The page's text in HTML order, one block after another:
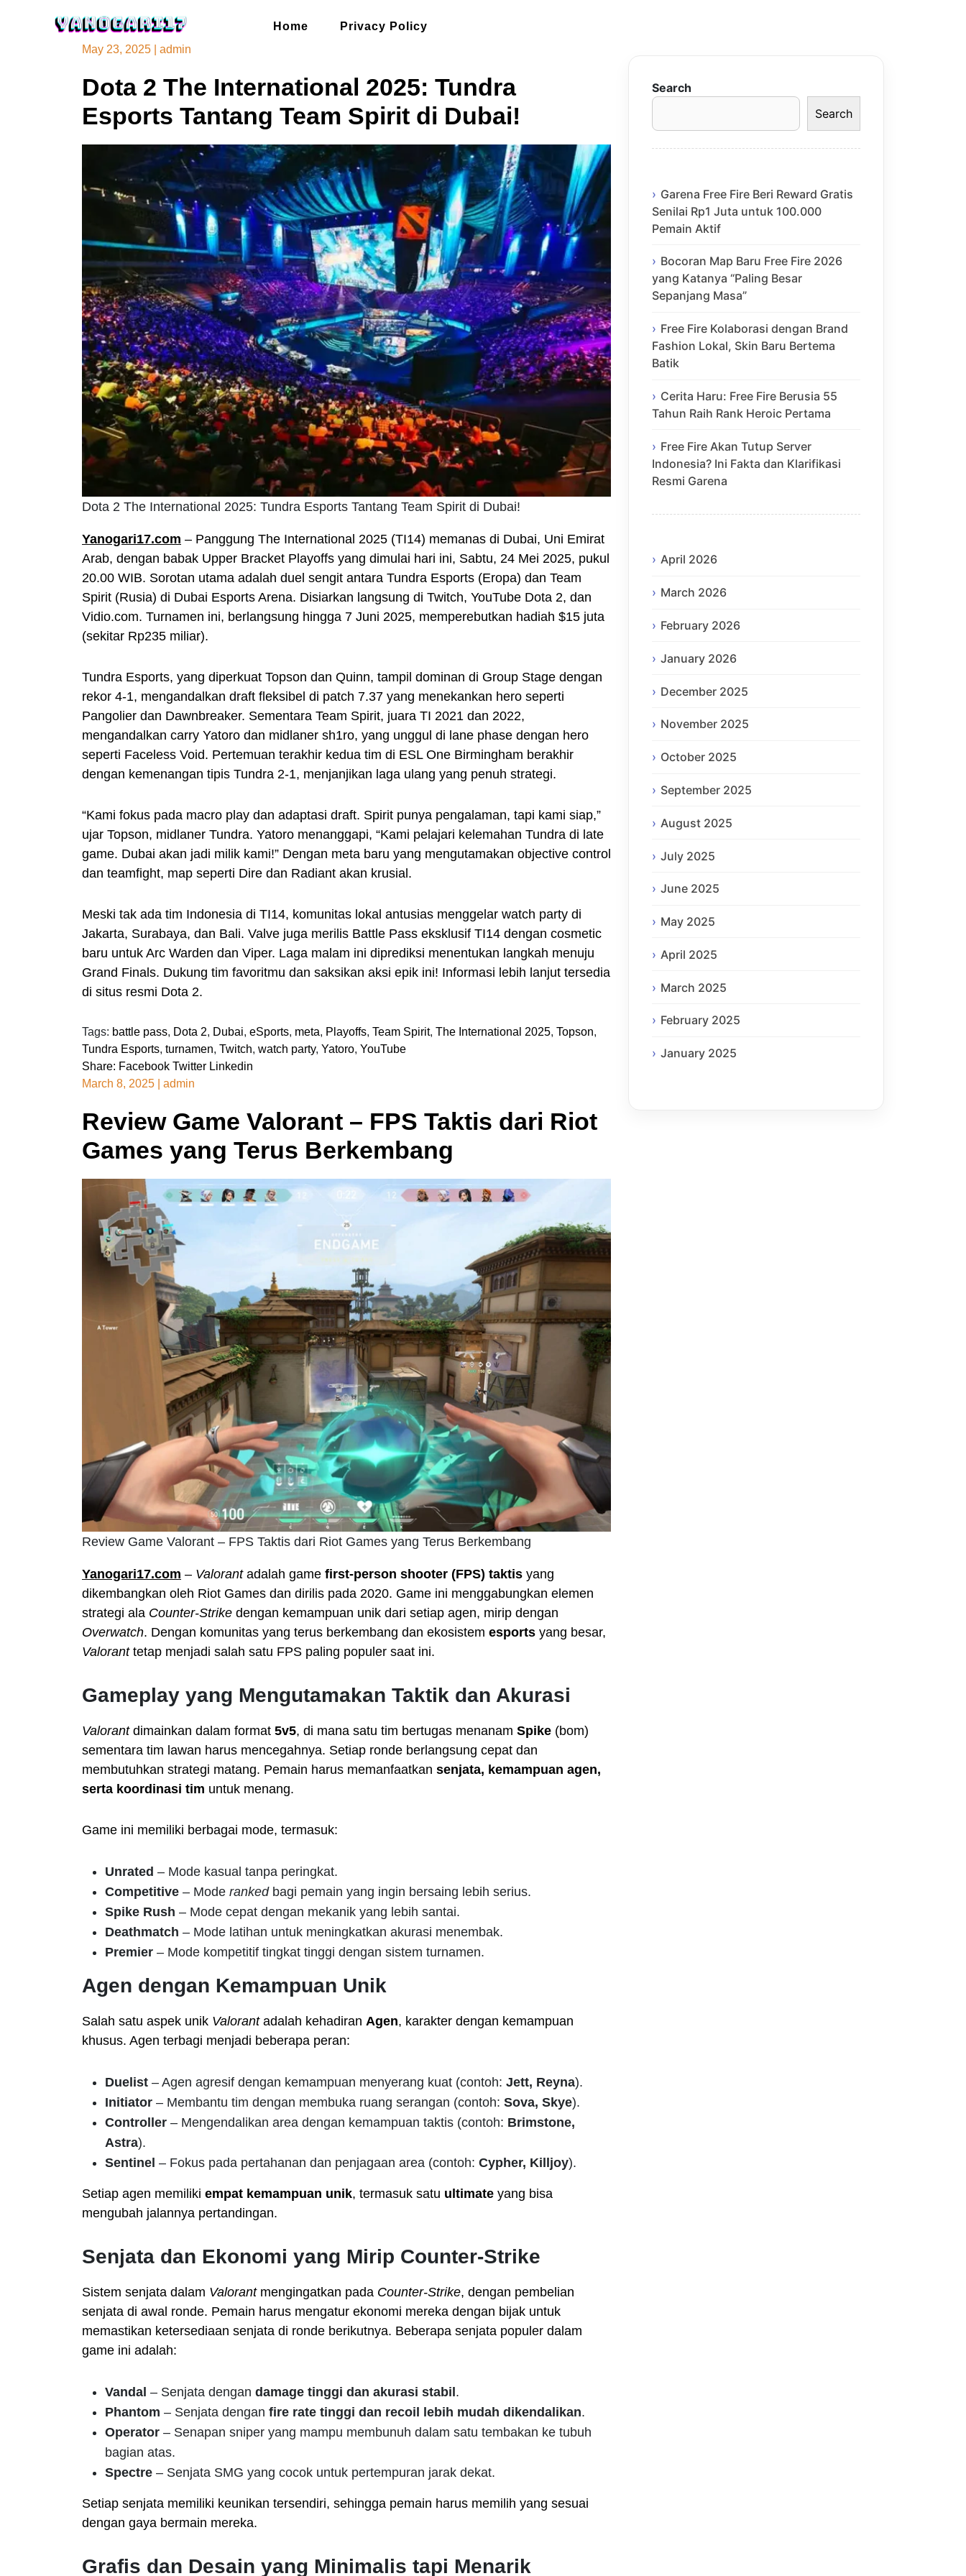
Home
Privacy Policy
May 23, 2025
admin
Dota 2 The International 2025: Tundra
Esports Tantang Team Spirit di Dubai!
Dota 2 The International 2025: Tundra Esports Tantang Team Spirit di Dubai!
Yanogari17.com – Panggung The International 2025 (TI14) memanas di Dubai, Uni Emirat
Arab, dengan babak Upper Bracket Playoffs yang dimulai hari ini, Sabtu, 24 Mei 2025, pukul
20.00 WIB. Sorotan utama adalah duel sengit antara Tundra Esports (Eropa) dan Team
Spirit (Rusia) di Dubai Esports Arena. Disiarkan langsung di Twitch, YouTube Dota 2, dan
Vidio.com. Turnamen ini, berlangsung hingga 7 Juni 2025, memperebutkan hadiah $15 juta
(sekitar Rp235 miliar).
Tundra Esports, yang diperkuat Topson dan Quinn, tampil dominan di Group Stage dengan
rekor 4-1, mengandalkan draft fleksibel di patch 7.37 yang menekankan hero seperti
Pangolier dan Dawnbreaker. Sementara Team Spirit, juara TI 2021 dan 2022,
mengandalkan carry Yatoro dan midlaner sh1ro, yang unggul di lane phase dengan hero
seperti Faceless Void. Pertemuan terakhir kedua tim di ESL One Birmingham berakhir
dengan kemenangan tipis Tundra 2-1, menjanjikan laga ulang yang penuh strategi.
“Kami fokus pada macro play dan adaptasi draft. Spirit punya pengalaman, tapi kami siap,”
ujar Topson, midlaner Tundra. Yatoro menanggapi, “Kami pelajari kelemahan Tundra di late
game. Dubai akan jadi milik kami!” Dengan meta baru yang mengutamakan objective control
dan teamfight, map seperti Dire dan Radiant akan krusial.
Meski tak ada tim Indonesia di TI14, komunitas lokal antusias menggelar watch party di
Jakarta, Surabaya, dan Bali. Valve juga merilis Battle Pass eksklusif TI14 dengan cosmetic
baru untuk Arc Warden dan Viper. Laga malam ini diprediksi menentukan langkah menuju
Grand Finals. Dukung tim favoritmu dan saksikan aksi epik ini! Informasi lebih lanjut tersedia
di situs resmi Dota 2.
Tags: battle pass, Dota 2, Dubai, eSports, meta, Playoffs, Team Spirit, The International 2025, Topson,
Tundra Esports, turnamen, Twitch, watch party, Yatoro, YouTube
Share: Facebook Twitter Linkedin
March 8, 2025
admin
Review Game Valorant – FPS Taktis dari Riot
Games yang Terus Berkembang
Review Game Valorant – FPS Taktis dari Riot Games yang Terus Berkembang
Yanogari17.com – Valorantadalah game first-person shooter (FPS) taktis yang
dikembangkan oleh Riot Games dan dirilis pada 2020. Game ini menggabungkan elemen
strategi ala Counter-Strike dengan kemampuan unik dari setiap agen, mirip dengan
Overwatch. Dengan komunitas yang terus berkembang dan ekosistem esports yang besar,
Valoranttetap menjadi salah satu FPS paling populer saat ini.
Gameplay yang Mengutamakan Taktik dan Akurasi
Valorantdimainkan dalam format 5v5, di mana satu tim bertugas menanam Spike (bom)
sementara tim lawan harus mencegahnya. Setiap ronde berlangsung cepat dan
membutuhkan strategi matang. Pemain harus memanfaatkan senjata, kemampuan agen,
serta koordinasi tim untuk menang.
Game ini memiliki berbagai mode, termasuk:
Unrated – Mode kasual tanpa peringkat.
Competitive – Mode rankedbagi pemain yang ingin bersaing lebih serius.
Spike Rush – Mode cepat dengan mekanik yang lebih santai.
Deathmatch – Mode latihan untuk meningkatkan akurasi menembak.
Premier – Mode kompetitif tingkat tinggi dengan sistem turnamen.
Agen dengan Kemampuan Unik
Salah satu aspek unik Valorantadalah kehadiran Agen, karakter dengan kemampuan
khusus. Agen terbagi menjadi beberapa peran:
Duelist – Agen agresif dengan kemampuan menyerang kuat (contoh: Jett, Reyna).
Initiator – Membantu tim dengan membuka ruang serangan (contoh: Sova, Skye).
Controller – Mengendalikan area dengan kemampuan taktis (contoh: Brimstone,
Astra).
Sentinel – Fokus pada pertahanan dan penjagaan area (contoh: Cypher, Killjoy).
Setiap agen memiliki empat kemampuan unik, termasuk satu ultimate yang bisa
mengubah jalannya pertandingan.
Senjata dan Ekonomi yang Mirip Counter-Strike
Sistem senjata dalam Valorantmengingatkan pada Counter-Strike, dengan pembelian
senjata di awal ronde. Pemain harus mengatur ekonomi mereka dengan bijak untuk
memastikan ketersediaan senjata di ronde berikutnya. Beberapa senjata populer dalam
game ini adalah:
Vandal – Senjata dengan damage tinggi dan akurasi stabil.
Phantom – Senjata dengan fire rate tinggi dan recoil lebih mudah dikendalikan.
Operator – Senapan sniper yang mampu membunuh dalam satu tembakan ke tubuh
bagian atas.
Spectre – Senjata SMG yang cocok untuk pertempuran jarak dekat.
Setiap senjata memiliki keunikan tersendiri, sehingga pemain harus memilih yang sesuai
dengan gaya bermain mereka.
Grafis dan Desain yang Minimalis tapi Menarik
Search
Search
Garena Free Fire Beri Reward Gratis
Senilai Rp1 Juta untuk 100.000
Pemain Aktif
Bocoran Map Baru Free Fire 2026
yang Katanya “Paling Besar
Sepanjang Masa”
Free Fire Kolaborasi dengan Brand
Fashion Lokal, Skin Baru Bertema
Batik
Cerita Haru: Free Fire Berusia 55
Tahun Raih Rank Heroic Pertama
Free Fire Akan Tutup Server
Indonesia? Ini Fakta dan Klarifikasi
Resmi Garena
April 2026
March 2026
February 2026
January 2026
December 2025
November 2025
October 2025
September 2025
August 2025
July 2025
June 2025
May 2025
April 2025
March 2025
February 2025
January 2025